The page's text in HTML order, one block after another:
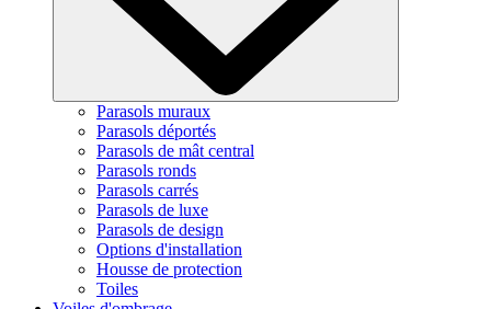
Parasols muraux
Parasols déportés
Parasols de mât central
Parasols ronds
Parasols carrés
Parasols de luxe
Parasols de design
Options d'installation
Housse de protection
Toiles